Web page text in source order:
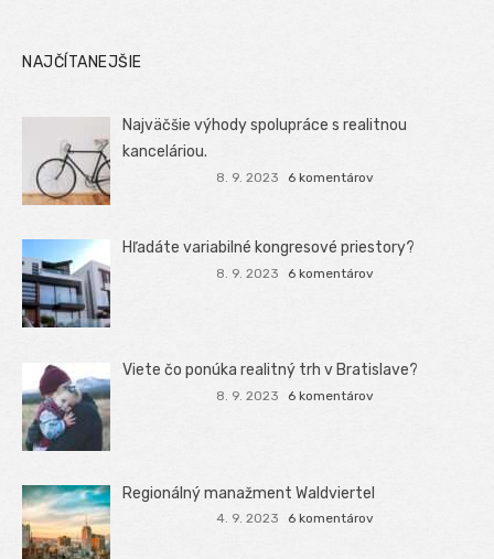
NAJČÍTANEJŠIE
Najväčšie výhody spolupráce s realitnou
kanceláriou.
8. 9. 2023 6 komentárov
Hľadáte variabilné kongresové priestory?
8. 9. 2023 6 komentárov
Viete čo ponúka realitný trh v Bratislave?
8. 9. 2023 6 komentárov
Regionálný manažment Waldviertel
4. 9. 2023 6 komentárov